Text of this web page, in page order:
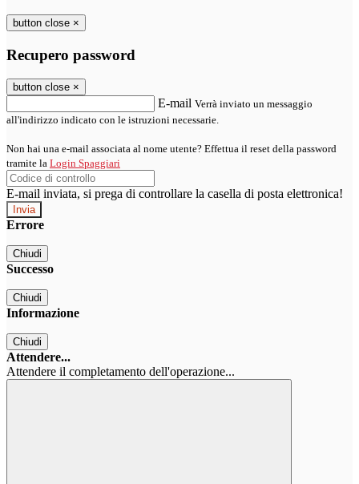
button close ×
Recupero password
button close ×
E-mail Verrà inviato un messaggio
all'indirizzo indicato con le istruzioni necessarie.
Non hai una e-mail associata al nome utente? Effettua il reset della password
tramite la Login Spaggiari
E-mail inviata, si prega di controllare la casella di posta elettronica!
Errore
Chiudi
Successo
Chiudi
Informazione
Chiudi
Attendere...
Attendere il completamento dell'operazione...